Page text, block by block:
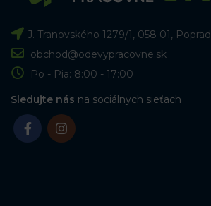
J. Tranovského 1279/1, 058 01, Poprad
obchod@odevypracovne.sk
Po - Pia: 8:00 - 17:00
Sledujte nás na sociálnych sieťach